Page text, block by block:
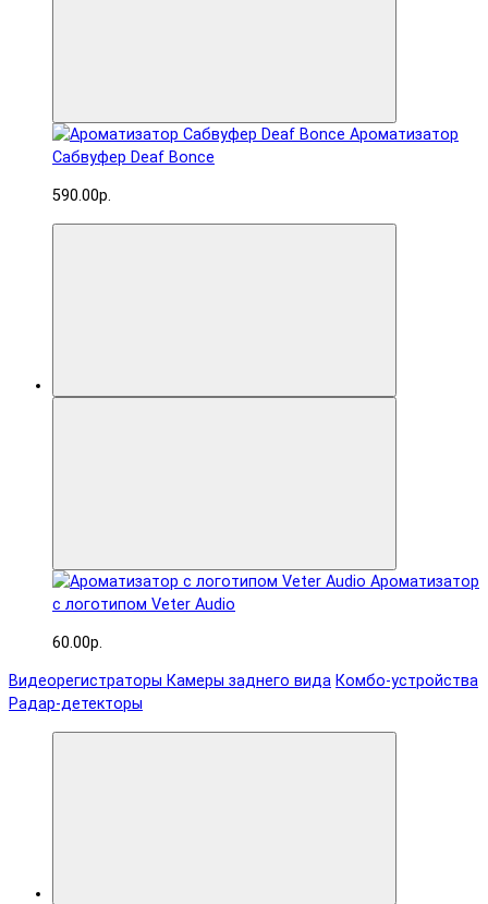
Ароматизатор
Сабвуфер Deaf Bonce
590.00р.
Ароматизатор
с логотипом Veter Audio
60.00р.
Видеорегистраторы Камеры заднего вида Комбо-устройства
Радар-детекторы